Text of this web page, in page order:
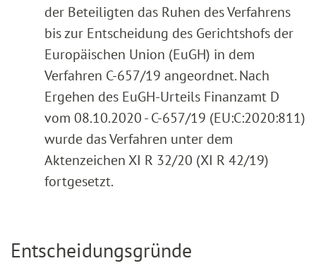
der Beteiligten das Ruhen des Verfahrens
bis zur Entscheidung des Gerichtshofs der
Europäischen Union (EuGH) in dem
Verfahren C-657/19 angeordnet. Nach
Ergehen des EuGH-Urteils Finanzamt D
vom 08.10.2020 - C-657/19 (EU:C:2020:811)
wurde das Verfahren unter dem
Aktenzeichen XI R 32/20 (XI R 42/19)
fortgesetzt.
Entscheidungsgründe